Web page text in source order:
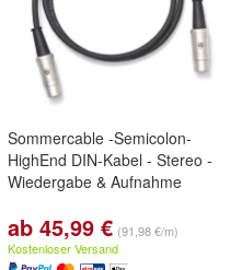
Sommercable -Semicolon-
HighEnd DIN-Kabel - Stereo -
Wiedergabe & Aufnahme
ab 45,99 € (91,98 €/m)
Kostenloser Versand